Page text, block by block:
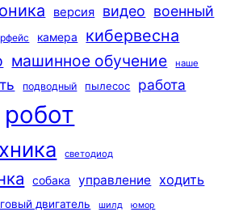
версия видео военный
камера кибервесна
машинное обучение наше
подводный пылесос работа
робот
светодиод
собака управление ходить
двигатель шилд юмор